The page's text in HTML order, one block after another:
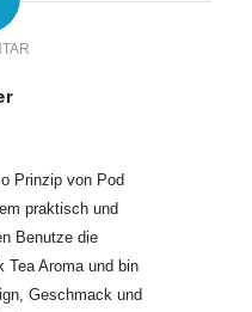
Prinzip von Pod
praktisch und
Benutze die
Tea Aroma und bin
Geschmack und